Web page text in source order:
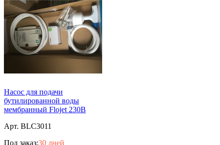
Насос для подачи
бутилированной воды
мембранный Flojet 230В
Арт. BLC3011
Под заказ:30 дней